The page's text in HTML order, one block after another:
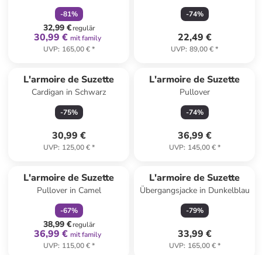
-81%
32,99 €regulär
30,99 € mit family
UVP: 165,00 €*
-74%
22,49 €
UVP: 89,00 €*
L'armoire de Suzette
Cardigan in Schwarz
-75%
30,99 €
UVP: 125,00 €*
L'armoire de Suzette
Pullover
-74%
36,99 €
UVP: 145,00 €*
L'armoire de Suzette
Pullover in Camel
-67%
38,99 €regulär
36,99 € mit family
UVP: 115,00 €*
L'armoire de Suzette
Übergangsjacke in Dunkelblau
-79%
33,99 €
UVP: 165,00 €*